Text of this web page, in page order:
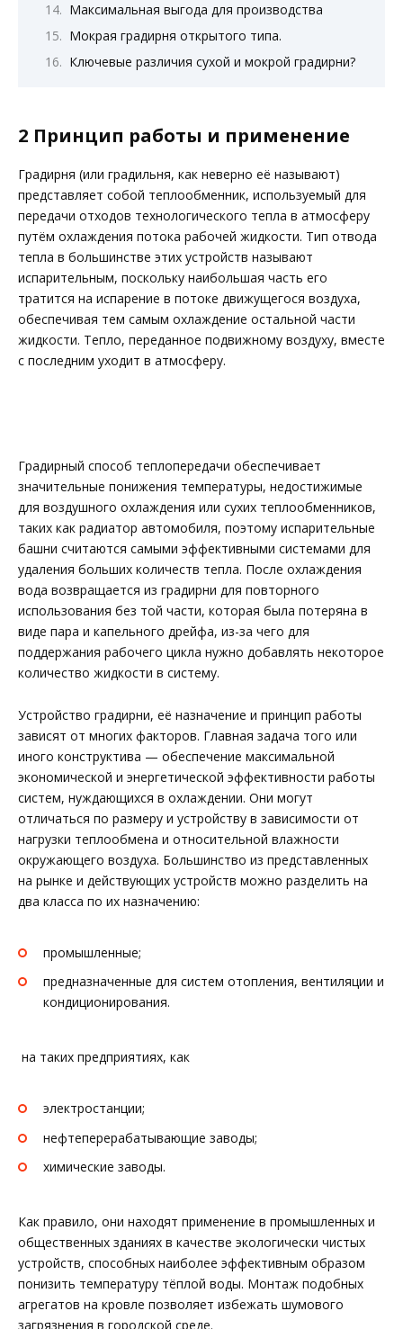
Максимальная выгода для производства
Мокрая градирня открытого типа.
Ключевые различия сухой и мокрой градирни?
2 Принцип работы и применение
Градирня (или градильня, как неверно её называют)
представляет собой теплообменник, используемый для
передачи отходов технологического тепла в атмосферу
путём охлаждения потока рабочей жидкости. Тип отвода
тепла в большинстве этих устройств называют
испарительным, поскольку наибольшая часть его
тратится на испарение в потоке движущегося воздуха,
обеспечивая тем самым охлаждение остальной части
жидкости. Тепло, переданное подвижному воздуху, вместе
с последним уходит в атмосферу.
Градирный способ теплопередачи обеспечивает
значительные понижения температуры, недостижимые
для воздушного охлаждения или сухих теплообменников,
таких как радиатор автомобиля, поэтому испарительные
башни считаются самыми эффективными системами для
удаления больших количеств тепла. После охлаждения
вода возвращается из градирни для повторного
использования без той части, которая была потеряна в
виде пара и капельного дрейфа, из-за чего для
поддержания рабочего цикла нужно добавлять некоторое
количество жидкости в систему.
Устройство градирни, её назначение и принцип работы
зависят от многих факторов. Главная задача того или
иного конструктива — обеспечение максимальной
экономической и энергетической эффективности работы
систем, нуждающихся в охлаждении. Они могут
отличаться по размеру и устройству в зависимости от
нагрузки теплообмена и относительной влажности
окружающего воздуха. Большинство из представленных
на рынке и действующих устройств можно разделить на
два класса по их назначению:
промышленные;
предназначенные для систем отопления, вентиляции и
кондиционирования.
на таких предприятиях, как
электростанции;
нефтеперерабатывающие заводы;
химические заводы.
Как правило, они находят применение в промышленных и
общественных зданиях в качестве экологически чистых
устройств, способных наиболее эффективным образом
понизить температуру тёплой воды. Монтаж подобных
агрегатов на кровле позволяет избежать шумового
загрязнения в городской среде.